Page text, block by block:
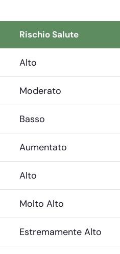
Rischio Salute
Alto
Moderato
Basso
Aumentato
Alto
Molto Alto
Estremamente Alto